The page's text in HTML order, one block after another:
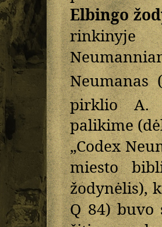
Elbingo
rinkinyje
Neumanas
pirklio A.
palikime
„Codex
miesto
žodynėlis),
Q 84)